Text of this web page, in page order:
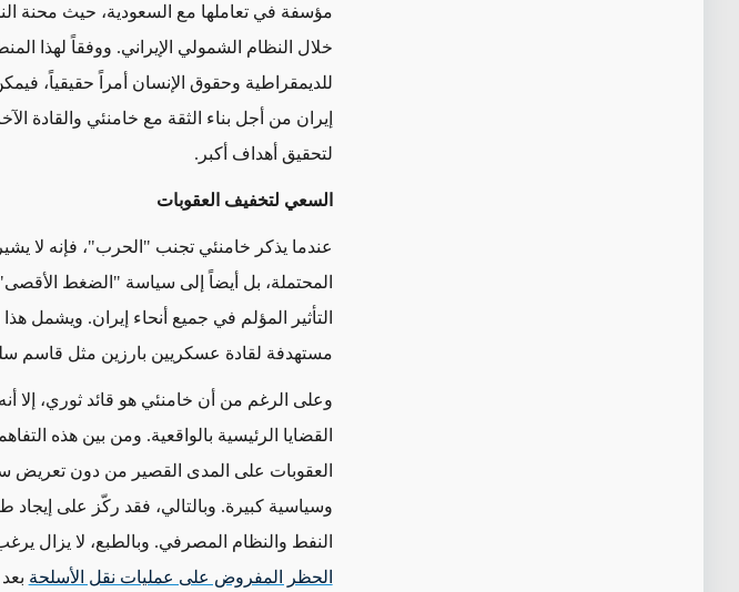
مؤسفة في تعاملها مع السعودية، حيث محنة
خلال النظام الشمولي الإيراني. ووفقاً لهذا
للديمقراطية وحقوق الإنسان أمراً حقيقياً،
إيران من أجل بناء الثقة مع خامنئي والقادة
لتحقيق أهداف أكبر.
السعي لتخفيف العقوبات
عندما يذكر خامنئي تجنب "الحرب"، فإنه لا
المحتملة، بل أيضاً إلى سياسة "الضغط الأقصى"
التأثير المؤلم في جميع أنحاء إيران. ويشمل
مستهدفة لقادة عسكريين بارزين مثل قاسم
وعلى الرغم من أن خامنئي هو قائد ثوري، إلا
القضايا الرئيسية بالواقعية. ومن بين هذه
العقوبات على المدى القصير من دون تعريض
وسياسية كبيرة. وبالتالي، فقد ركّز على
النفط والنظام المصرفي. وبالطبع، لا يزال
الحظر المفروض على عمليات نقل الأسلحة